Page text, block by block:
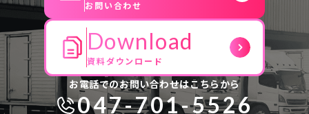
お問い合わせ
Download
資料ダウンロード
お電話でのお問い合わせはこちらから
047-701-5526